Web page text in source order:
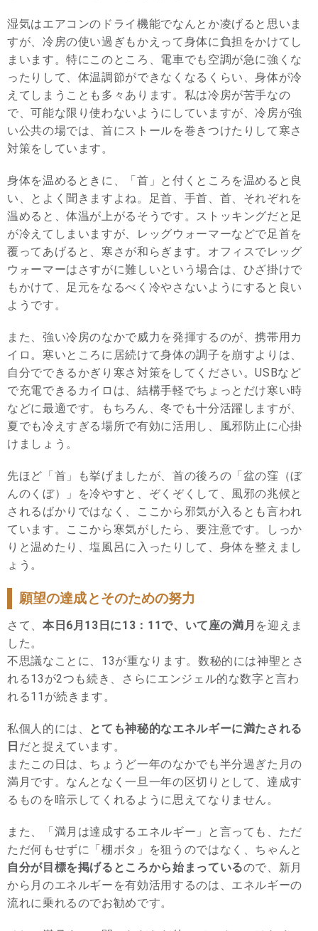
湿気はエアコンのドライ機能でなんとか凌げると思いま
すが、冷房の使い過ぎもかえって身体に負担をかけてし
まいます。特にこのところ、電車でも空調が急に強くな
ったりして、体温調節ができなくなるくらい、身体が冷
えてしまうことも多々あります。私は冷房が苦手なの
で、可能な限り使わないようにしていますが、冷房が強
い公共の場では、首にストールを巻きつけたりして寒さ
対策をしています。
身体を温めるときに、「首」と付くところを温めると良
い、とよく聞きますよね。足首、手首、首、それぞれを
温めると、体温が上がるそうです。ストッキングだと足
が冷えてしまいますが、レッグウォーマーなどで足首を
覆ってあげると、寒さが和らぎます。オフィスでレッグ
ウォーマーはさすがに難しいという場合は、ひざ掛けで
もかけて、足元をなるべく冷やさないようにすると良い
ようです。
また、強い冷房のなかで威力を発揮するのが、携帯用カ
イロ。寒いところに居続けて身体の調子を崩すよりは、
自分でできるかぎり寒さ対策をしてください。USBなど
で充電できるカイロは、結構手軽でちょっとだけ寒い時
などに最適です。もちろん、冬でも十分活躍しますが、
夏でも冷えすぎる場所で有効に活用し、風邪防止に心掛
けましょう。
先ほど「首」も挙げましたが、首の後ろの「盆の窪（ぼ
んのくぼ）」を冷やすと、ぞくぞくして、風邪の兆候と
されるばかりではなく、ここから邪気が入るとも言われ
ています。ここから寒気がしたら、要注意です。しっか
りと温めたり、塩風呂に入ったりして、身体を整えまし
ょう。
願望の達成とそのための努力
さて、 本日6月13日に13：11で、いて座の満月 を迎えま
した。
不思議なことに、13が重なります。数秘的には神聖とさ
れる13が2つも続き、さらにエンジェル的な数字と言わ
れる11が続きます。
私個人的には、 とても神秘的なエネルギーに満たされる
日 だと捉えています。
またこの日は、ちょうど一年のなかでも半分過ぎた月の
満月です。なんとなく一旦一年の区切りとして、達成す
るものを暗示してくれるように思えてなりません。
また、「満月は達成するエネルギー」と言っても、ただ
ただ何もせずに「棚ボタ」を狙うのではなく、ちゃんと
自分が目標を掲げるところから始まっているので、新月
から月のエネルギーを有効活用するのは、エネルギーの
流れに乗れるのでお勧めです。